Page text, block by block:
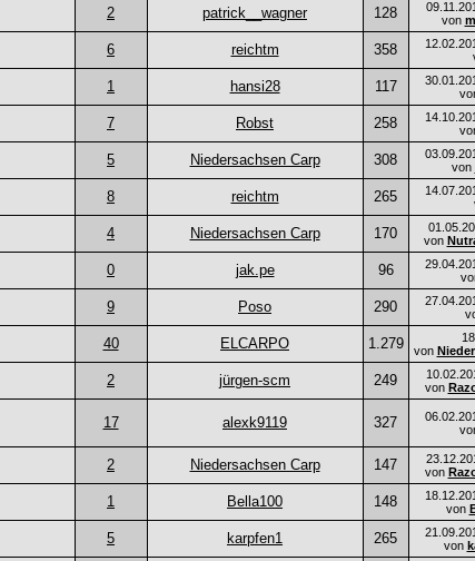
2 patrick__wagner 128
von
6 reichtm 358
1 hansi28 117
7 Robst 258
5 Niedersachsen Carp 308
von
8 reichtm 265
4 Niedersachsen Carp 170
von
0 jak.pe 96
9 Poso 290
40 ELCARPO 1.279
von
2 jürgen-scm 249
von
17 alexk9119 327
2 Niedersachsen Carp 147
von
1 Bella100 148
von
5 karpfen1 265
von